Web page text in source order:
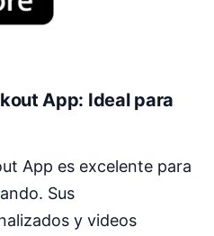
App: Ideal para
App es excelente para
Sus
y videos